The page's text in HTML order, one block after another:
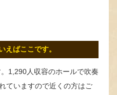
えばここです。
1,290人収容のホールで吹奏
ていますので近くの方はご